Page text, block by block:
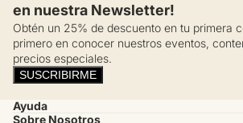
en nuestra Newsletter!
Obtén un 25% de descuento en tu primera
primero en conocer nuestros eventos,
precios especiales.
SUSCRIBIRME
Ayuda
Sobre Nosotros